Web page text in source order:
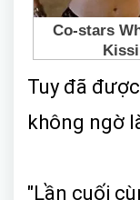
Tuy đã
không ngờ
"Lần cuối